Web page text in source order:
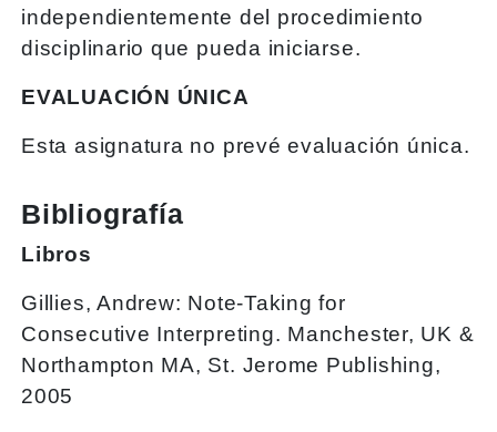
independientemente del procedimiento
disciplinario que pueda iniciarse.
EVALUACIÓN ÚNICA
Esta asignatura no prevé evaluación única.
Bibliografía
Libros
Gillies, Andrew: Note-Taking for
Consecutive Interpreting. Manchester, UK &
Northampton MA, St. Jerome Publishing,
2005